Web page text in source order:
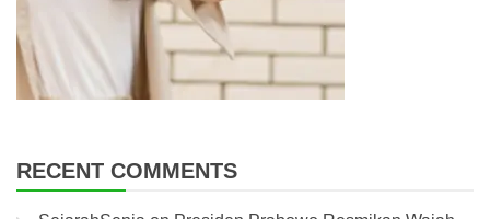
RECENT COMMENTS